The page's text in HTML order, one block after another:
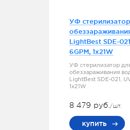
УФ
LightBest SDE-
6GPM, 1x21W
УФ стерилизатор
обеззараживания
LightBest SDE-021,
1x21W
8 479 руб./шт.
купить